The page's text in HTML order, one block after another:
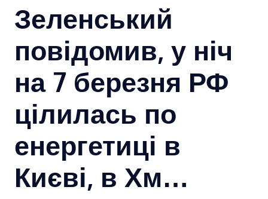
Зеленський
повідомив, у ніч
на 7 березня РФ
цілилась по
енергетиці в
Києві, в Хм…